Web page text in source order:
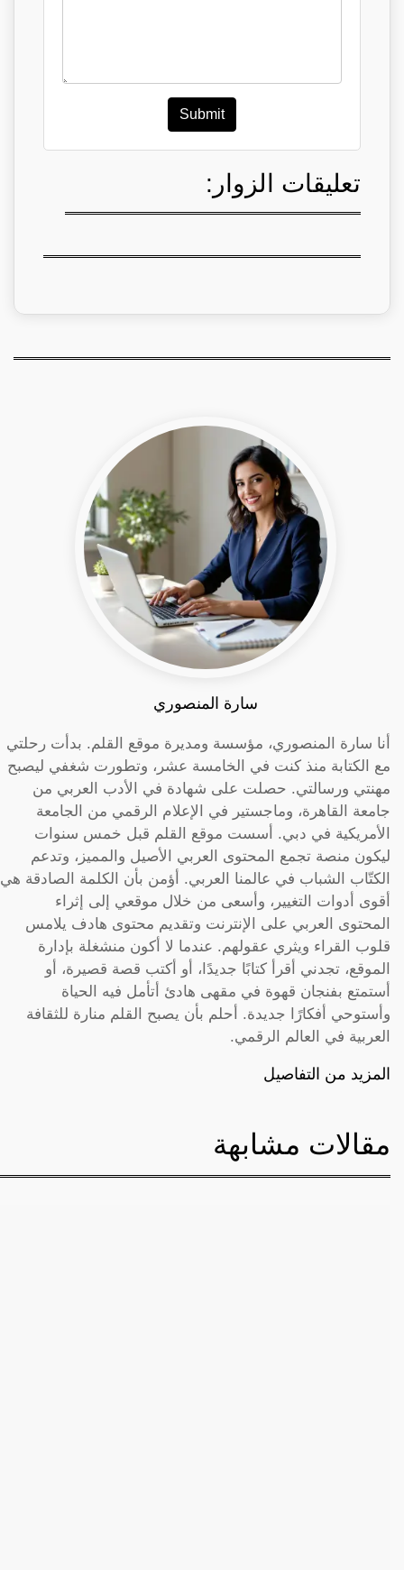
Submit
تعليقات الزوار:
سارة المنصوري
أنا سارة المنصوري، مؤسسة ومديرة موقع القلم. بدأت رحلتي
مع الكتابة منذ كنت في الخامسة عشر، وتطورت شغفي ليصبح
مهنتي ورسالتي. حصلت على شهادة في الأدب العربي من
جامعة القاهرة، وماجستير في الإعلام الرقمي من الجامعة
الأمريكية في دبي. أسست موقع القلم قبل خمس سنوات
ليكون منصة تجمع المحتوى العربي الأصيل والمميز، وتدعم
الكتّاب الشباب في عالمنا العربي. أؤمن بأن الكلمة الصادقة هي
أقوى أدوات التغيير، وأسعى من خلال موقعي إلى إثراء
المحتوى العربي على الإنترنت وتقديم محتوى هادف يلامس
قلوب القراء ويثري عقولهم. عندما لا أكون منشغلة بإدارة
الموقع، تجدني أقرأ كتابًا جديدًا، أو أكتب قصة قصيرة، أو
أستمتع بفنجان قهوة في مقهى هادئ أتأمل فيه الحياة
وأستوحي أفكارًا جديدة. أحلم بأن يصبح القلم منارة للثقافة
العربية في العالم الرقمي.
المزيد من التفاصيل
مقالات مشابهة